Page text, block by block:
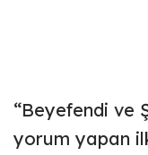
“Beyefendi ve
yorum yapan